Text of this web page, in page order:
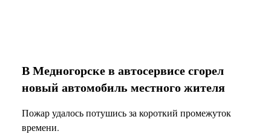
В Медногорске в автосервисе сгорел
новый автомобиль местного жителя
Пожар удалось потушись за короткий промежуток
времени.